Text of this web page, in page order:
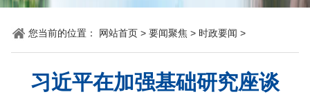
您当前的位置： 网站首页 > 要闻聚焦 > 时政要闻 >
习近平在加强基础研究座谈